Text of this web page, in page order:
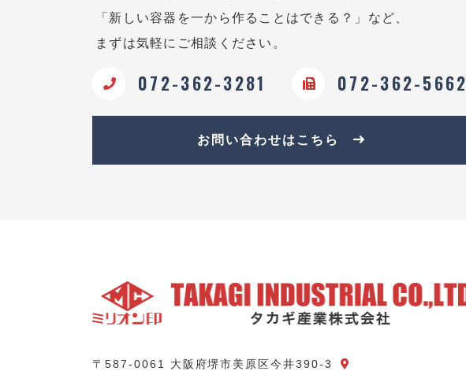
「新しい容器を一から作ることはできる？」など、
まずは気軽にご相談ください。
072-362-3281 072-362-5662
お問い合わせはこちら
〒587-0061 大阪府堺市美原区今井390-3